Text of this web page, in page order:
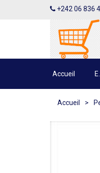
+242 06 836
Accueil
Accueil >